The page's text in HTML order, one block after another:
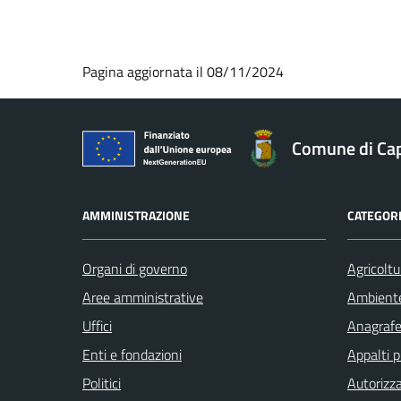
Pagina aggiornata il 08/11/2024
Comune di
AMMINISTRAZIONE
Organi di governo
Aree amministrative
Uffici
Enti e fondazioni
Politici
Appalti